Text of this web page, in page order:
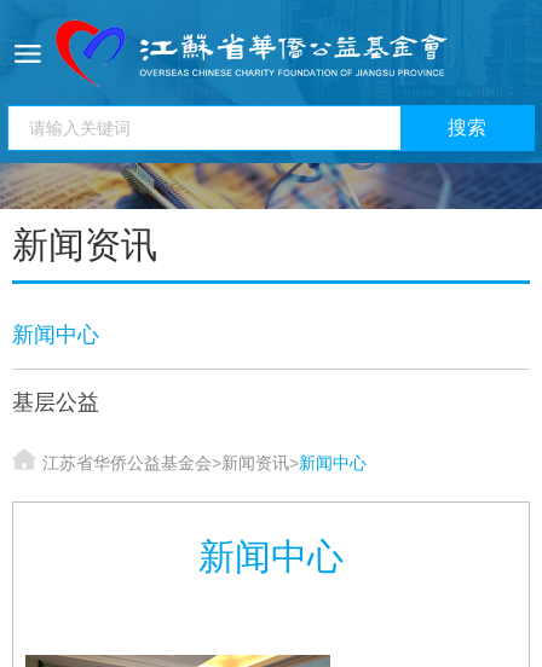
新闻资讯
新闻中心
基层公益
江苏省华侨公益基金会>新闻资讯>新闻中心
新闻中心